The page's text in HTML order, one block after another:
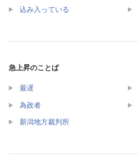
込み入っている
急上昇のことば
最遅
為政者
新潟地方裁判所